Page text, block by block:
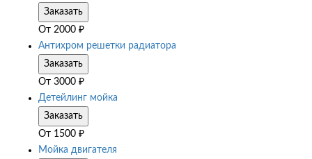
Заказать
От 2000 ₽
Антихром решетки радиатора
Заказать
От 3000 ₽
Детейлинг мойка
Заказать
От 1500 ₽
Мойка двигателя